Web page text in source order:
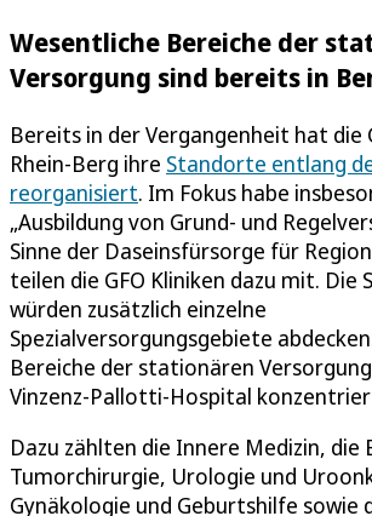
Wesentliche Bereiche der
Versorgung sind bereits in
Bereits in der Vergangenheit hat die
Rhein-Berg ihre Standorte entlang
reorganisiert. Im Fokus habe
„Ausbildung von Grund- und
Sinne der Daseinsfürsorge für
teilen die GFO Kliniken dazu mit. Die
würden zusätzlich einzelne
Spezialversorgungsgebiete
Bereiche der stationären
Vinzenz-Pallotti-Hospital
Dazu zählten die Innere Medizin, die
Tumorchirurgie, Urologie und
Gynäkologie und Geburtshilfe sowie